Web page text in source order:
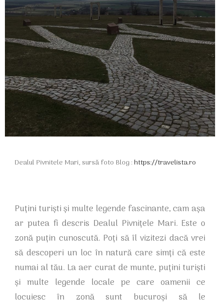
Dealul Pivnitele Mari, sursă foto Blog :https://travelista.ro
Puțini turiști și multe legende fascinante, cam așa
ar putea fi descris Dealul Pivnițele Mari. Este o
zonă puțin cunoscută. Poți să îl vizitezi dacă vrei
să descoperi un loc în natură care simți că este
numai al tău. La aer curat de munte, puțini turiști
și multe legende locale pe care oamenii ce
locuiesc în zonă sunt bucuroși să le